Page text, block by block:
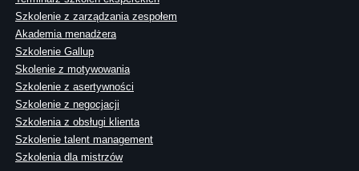
Szkolenie z zarządzania zespołem
Akademia menadżera
Szkolenie Gallup
Skolenie z motywowania
Szkolenie z asertywności
Szkolenie z negocjacji
Szkolenia z obsługi klienta
Szkolenie talent management
Szkolenia dla mistrzów